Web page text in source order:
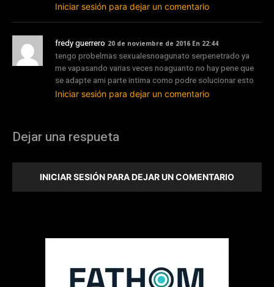
Iniciar sesión para dejar un comentario
fredy guerrero 20 de noviembre de 2016 En 22:44
tengo probelmas sexualesnoagunato serpenetrado ya
me vapasando varias veces noaguanto no hay pene que
se adapte ami parte intima como podre solucionar esto
Iniciar sesión para dejar un comentario
Dejar una respueta
INICIAR SESIÓN PARA DEJAR UN COMENTARIO